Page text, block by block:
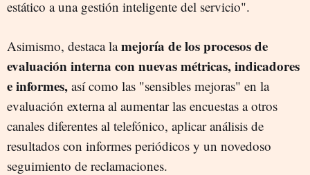
estático a una gestión inteligente del servicio".
Asimismo, destaca lamejoría de los procesos de
evaluación interna con nuevas métricas, indicadores
e informes, así como las "sensibles mejoras" en la
evaluación externa al aumentar las encuestas a otros
canales diferentes al telefónico, aplicar análisis de
resultados con informes periódicos y un novedoso
seguimiento de reclamaciones.